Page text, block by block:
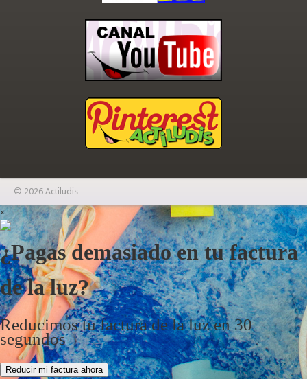
© 2026 Actiludis
×
¿Pagas demasiado en tu factura
de la luz?
Reducimos tu factura de la luz en 30
segundos
Reducir mi factura ahora